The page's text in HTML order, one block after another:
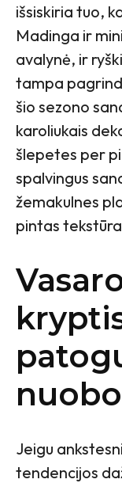
išsiskiria tuo,
Madinga ir
avalynė, ir
tampa
šio sezono
karoliukais
šlepetes per
spalvingus
žemakulnes
pintas
Jeigu
tendencijos